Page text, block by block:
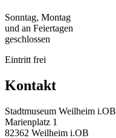
Sonntag, Montag
und an Feiertagen
geschlossen
Eintritt frei
Kontakt
Stadtmuseum Weilheim i.OB
Marienplatz 1
82362 Weilheim i.OB